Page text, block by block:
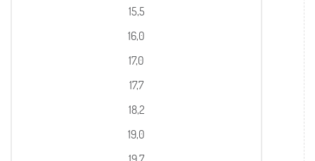
15,5
16,0
17,0
17,7
18,2
19,0